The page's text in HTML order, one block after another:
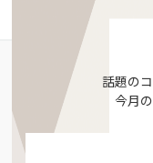
話題の
今月